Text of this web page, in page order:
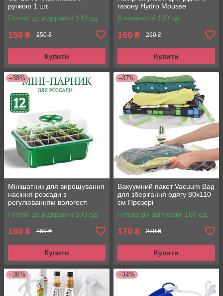
ручкою 1 шт.
Готово до відправки 100 од.
150 ₴ 250 ₴
Купити
газону Hydro Mousse
В наявності 100 од.
160 ₴ 260 ₴
Купити
–38%
Мінішатник для вирощування
насіння розсади з
регулюванням вологості
Готово до відправки 100 од.
160 ₴ 260 ₴
Купити
–37%
Вакуумний пакет Vacuum Bag
для зберігання одягу 80x110
см Прозорі
Готово до відправки 100 од.
170 ₴ 270 ₴
Купити
–36% –34%